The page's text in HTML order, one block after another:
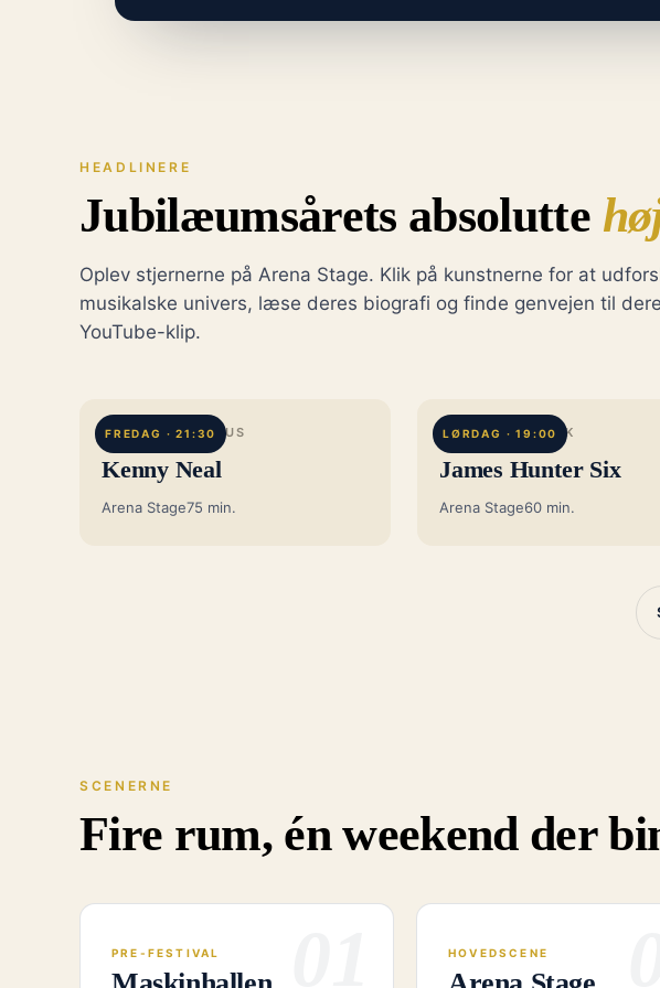
HEADLINERE
Jubilæumsårets absolutte
Oplev stjernerne på Arena Stage. Klik på kunstnerne for at
musikalske univers, læse deres biografi og finde genvejen til
YouTube-klip.
FREDAG · 21:30
BATON ROUGE, US
Kenny Neal
Arena Stage75 min.
LØRDAG · 19:00
COLCHESTER, UK
James Hunter Six
Arena Stage60 min.
SCENERNE
Fire rum, én weekend der
PRE-FESTIVAL HOVEDSCENE